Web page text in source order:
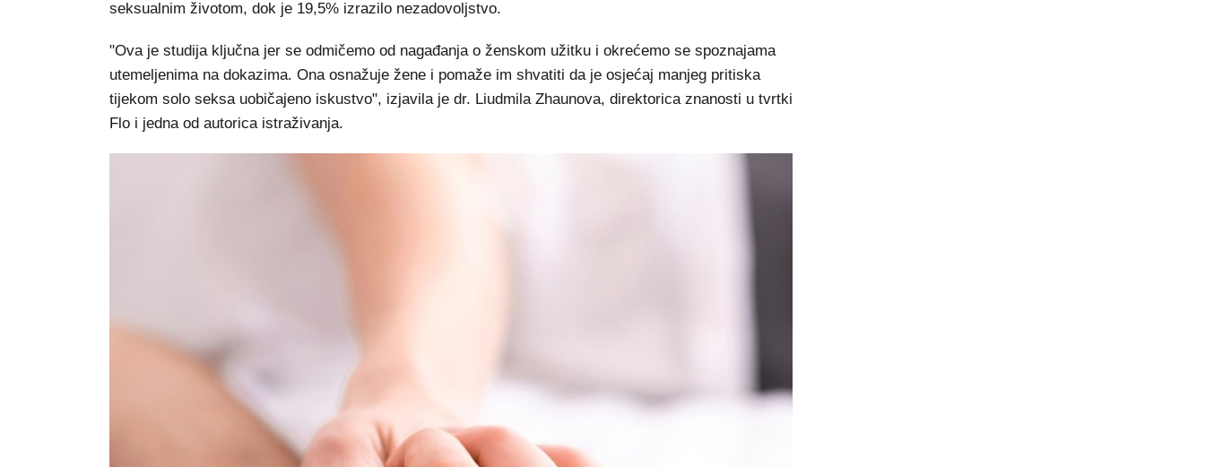
seksualnim životom, dok je 19,5% izrazilo nezadovoljstvo.
"Ova je studija ključna jer se odmičemo od nagađanja o ženskom užitku i okrećemo se spoznajama
utemeljenima na dokazima. Ona osnažuje žene i pomaže im shvatiti da je osjećaj manjeg pritiska
tijekom solo seksa uobičajeno iskustvo", izjavila je dr. Liudmila Zhaunova, direktorica znanosti u tvrtki
Flo i jedna od autorica istraživanja.